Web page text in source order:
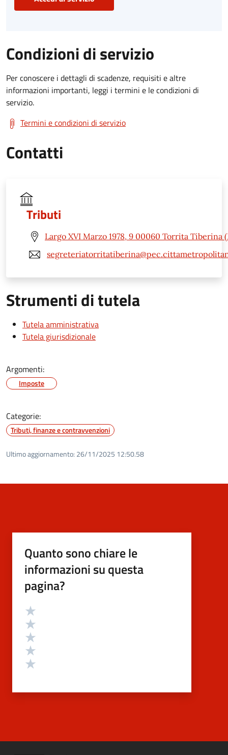
Condizioni di servizio
Per conoscere i dettagli di scadenze, requisiti e altre
informazioni importanti, leggi i termini e le condizioni di
servizio.
Termini e condizioni di servizio
Contatti
Tributi
Largo XVI Marzo 1978, 9 00060 Torrita Tiberina
Strumenti di tutela
Tutela amministrativa
Tutela giurisdizionale
Argomenti:
Imposte
Categorie:
Tributi, finanze e contravvenzioni
Ultimo aggiornamento: 26/11/2025 12:50.58
Quanto sono chiare le
informazioni su questa
pagina?
Valutazione